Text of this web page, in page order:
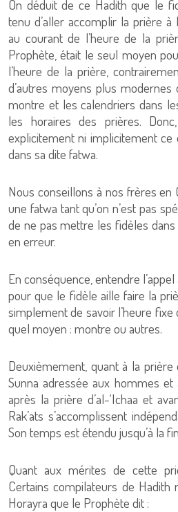
On déduit de ce Hadith que le
tenu d’aller accomplir la prière
au courant de l’heure de la
Prophète, était le seul moyen
l’heure de la prière,
d’autres moyens plus
montre et les calendriers dans
les horaires des prières.
explicitement ni implicitement ce
dans sa dite fatwa.
Nous conseillons à nos frères
une fatwa tant qu’on n’est pas
de ne pas mettre les fidèles dans
en erreur.
En conséquence, entendre
pour que le fidèle aille faire la
simplement de savoir l’heure fixe
quel moyen : montre ou autres.
Deuxièmement, quant à la prière
Sunna adressée aux hommes
après la prière d’al-‘Ichaa et
Rak’ats s’accomplissent
Son temps est étendu jusqu’à la
Quant aux mérites de cette
Certains compilateurs de Hadith
Horayra que le Prophète dit :